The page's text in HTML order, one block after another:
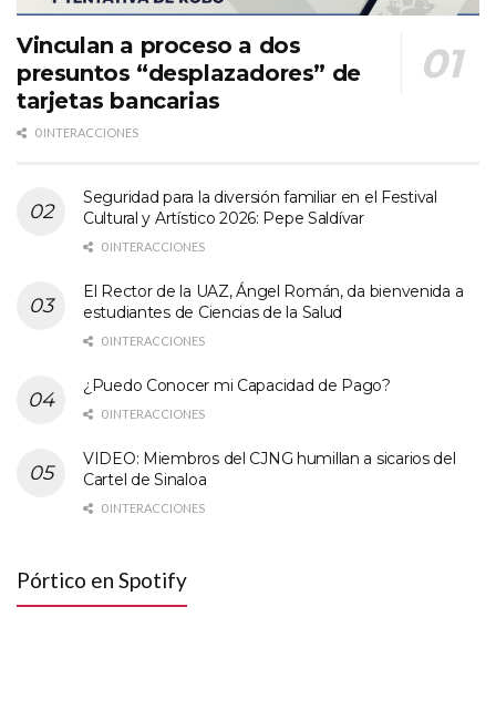
Vinculan a proceso a dos
presuntos “desplazadores” de
tarjetas bancarias
0 INTERACCIONES
Seguridad para la diversión familiar en el Festival
Cultural y Artístico 2026: Pepe Saldívar
0 INTERACCIONES
El Rector de la UAZ, Ángel Román, da bienvenida a
estudiantes de Ciencias de la Salud
0 INTERACCIONES
¿Puedo Conocer mi Capacidad de Pago?
0 INTERACCIONES
VIDEO: Miembros del CJNG humillan a sicarios del
Cartel de Sinaloa
0 INTERACCIONES
Pórtico en Spotify